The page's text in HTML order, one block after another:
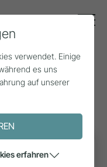
(4)
verwendet. Einige
es uns
auf unserer
erfahren